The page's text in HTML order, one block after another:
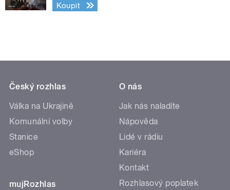
Koupit
Český rozhlas
Válka na Ukrajině
Komunální volby
Stanice
eShop
mujRozhlas
O nás
Jak nás naladíte
Nápověda
Lidé v rádiu
Kariéra
Kontakt
Rozhlasový poplatek